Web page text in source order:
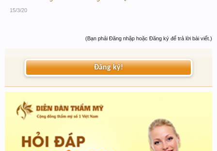
15/3/20
(Bạn phải Đăng nhập hoặc Đăng ký để trả lời bài viết.)
Đăng ký!